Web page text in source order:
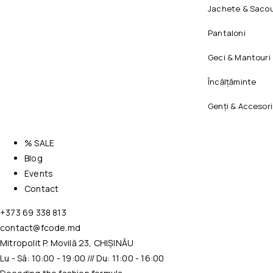
Jachete &
Pantaloni
Geci & Mantouri
Încălțăminte
Genți &
% SALE
Blog
Events
Contact
+373 69 338 813
contact@fcode.md
Mitropolit P. Movilă 23, CHIȘINĂU
Lu - Sâ: 10:00 - 19:00 /// Du: 11:00 - 16:00